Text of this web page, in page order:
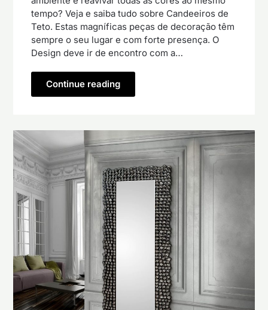
tempo? Veja e saiba tudo sobre Candeeiros de
Teto. Estas magníficas peças de decoração têm
sempre o seu lugar e com forte presença. O
Design deve ir de encontro com a…
Continue reading